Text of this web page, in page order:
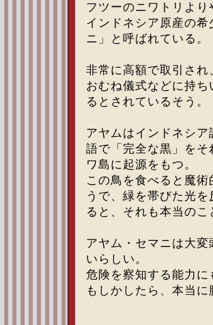
フツーのニワトリより
インドネシア原産の
ニ」と呼ばれている。
非常に高額で取引さ
おむね儀式などに持
るとされているそう。
アヤムはインドネシ
語で「完全な黒」を
ワ島に起源をもつ。
この鳥を食べると魔
うで、緑を帯びた光
ると、それも本当の
アヤム・セマニは大
いらしい。
危険を察知する能力
もしかしたら、本当